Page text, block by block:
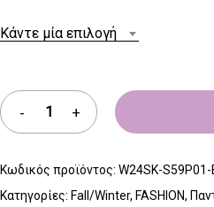
Κάντε μία επιλογή
Κωδικός προϊόντος:W24SK-S59P01-
Κατηγορίες: Fall/Winter, FASHION,